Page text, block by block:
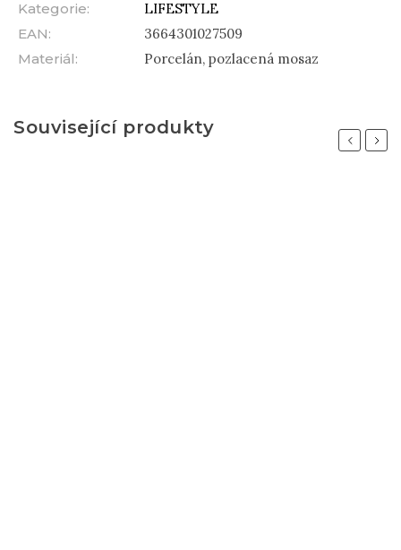
Kategorie:
LIFESTYLE
EAN:
3664301027509
Materiál: Porcelán, pozlacená mosaz
Související produkty
Previous
Next